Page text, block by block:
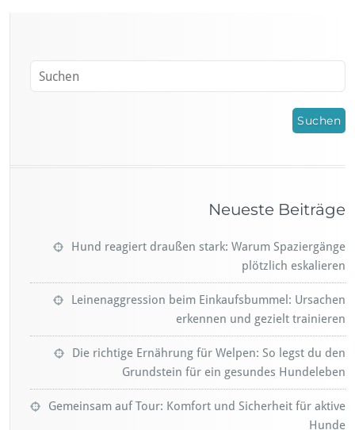
Neueste Beiträge
Hund reagiert draußen stark: Warum Spaziergänge
plötzlich eskalieren
Leinenaggression beim Einkaufsbummel: Ursachen
erkennen und gezielt trainieren
Die richtige Ernährung für Welpen: So legst du den
Grundstein für ein gesundes Hundeleben
Gemeinsam auf Tour: Komfort und Sicherheit für aktive
Hunde